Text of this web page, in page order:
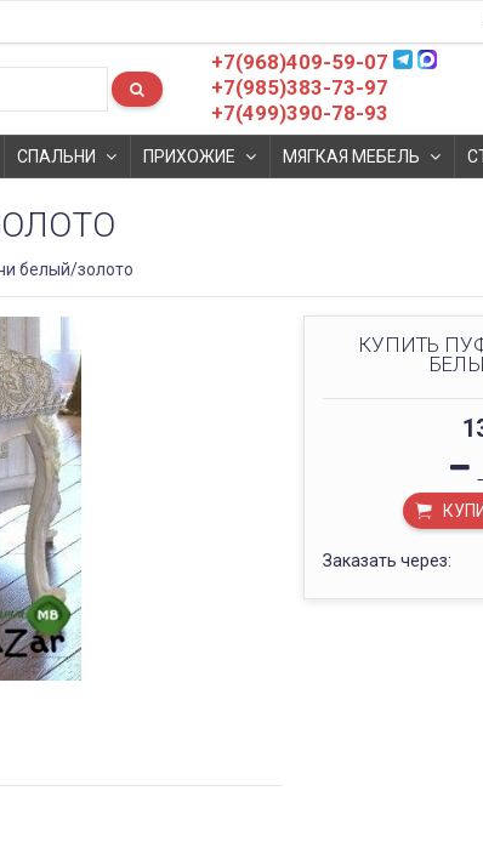
+7(968)409-59-07
+7(985)383-73-97
+7(499)390-78-93
СПАЛЬНИ ПРИХОЖИЕ МЯГКАЯ МЕБЕЛЬ
белый/золото
КУПИТЬ
Заказать через: